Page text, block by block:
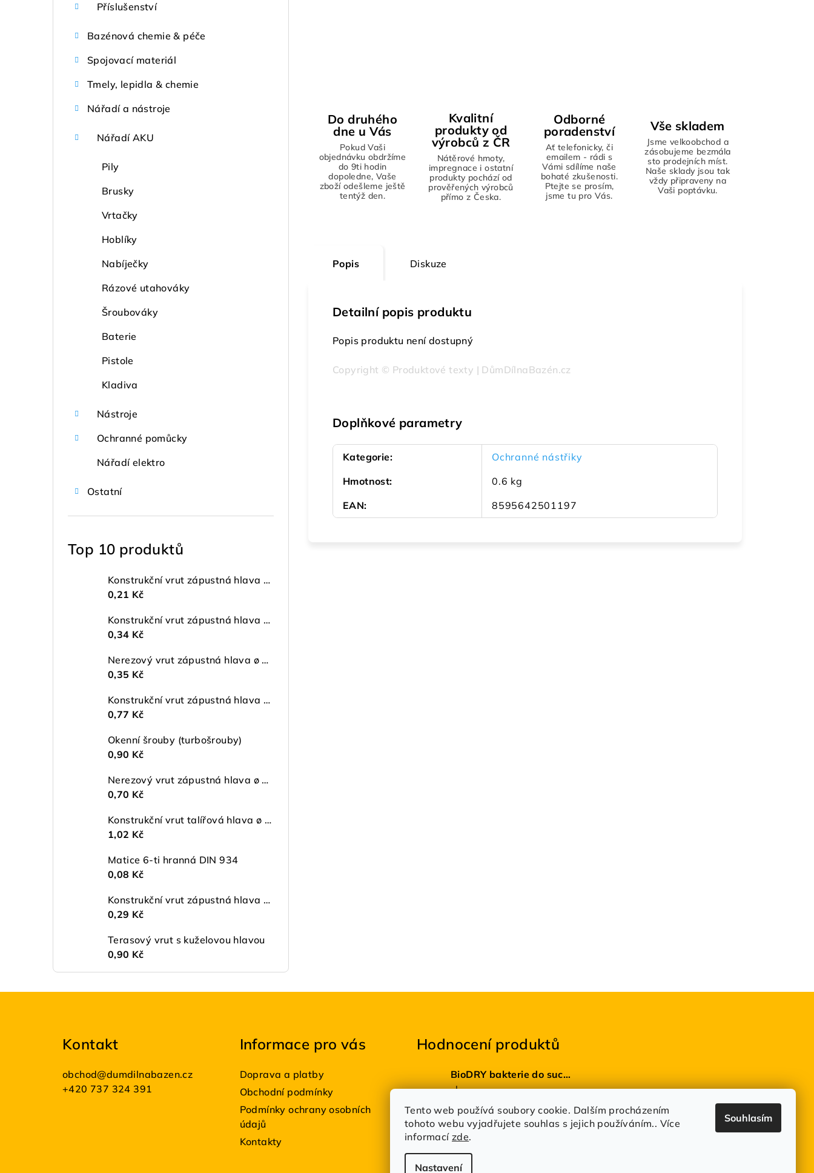
Tento web používá soubory cookie. Dalším procházením
tohoto webu vyjadřujete souhlas s jejich používáním.. Více
informacízde.
Nastavení
Souhlasím
Příslušenství
Bazénová chemie & péče
Spojovací materiál
Tmely, lepidla & chemie
Nářadí a nástroje
Nářadí AKU
Pily
Brusky
Vrtačky
Hoblíky
Nabíječky
Rázové utahováky
Šroubováky
Baterie
Pistole
Kladiva
Nástroje
Ochranné pomůcky
Nářadí elektro
Ostatní
Top 10 produktů
Konstrukční vrut zápustná hlava ø 4 TX20 ZŽ
0,21 Kč
Konstrukční vrut zápustná hlava ø 5 TX25 ZŽ
0,34 Kč
Nerezový vrut zápustná hlava ø 4 mm TORX A2
0,35 Kč
Konstrukční vrut zápustná hlava ø 6 TX30 ZŽ
0,77 Kč
Okenní šrouby (turbošrouby)
0,90 Kč
Nerezový vrut zápustná hlava ø 5 mm TORX A2
0,70 Kč
Konstrukční vrut talířová hlava ø 5 TX25 ZŽ
1,02 Kč
Matice 6-ti hranná DIN 934
0,08 Kč
Konstrukční vrut zápustná hlava ø 4,5 TX20 ZŽ
0,29 Kč
Terasový vrut s kuželovou hlavou
0,90 Kč
Do druhého
dne u Vás
Pokud Vaši
objednávku obdržíme
do 9ti hodin
dopoledne, Vaše
zboží odešleme ještě
tentýž den.
Kvalitní
produkty od
výrobců z ČR
Nátěrové hmoty,
impregnace i ostatní
produkty pochází od
prověřených výrobců
přímo z Česka.
Odborné
poradenství
Ať telefonicky, či
emailem - rádi s
Vámi sdílíme naše
bohaté zkušenosti.
Ptejte se prosím,
jsme tu pro Vás.
Vše skladem
Jsme velkoobchod a
zásobujeme bezmála
sto prodejních míst.
Naše sklady jsou tak
vždy připraveny na
Vaši poptávku.
Popis Diskuze
Detailní popis produktu
Popis produktu není dostupný
Copyright © Produktové texty | DůmDílnaBazén.cz
Doplňkové parametry
Kategorie:
Ochranné nástřiky
Hmotnost:
0.6 kg
EAN: 8595642501197
Kontakt
obchod@dumdilnabazen.cz
+420 737 324 391
Informace pro vás
Doprava a platby
Obchodní podmínky
Podmínky ochrany osobních
údajů
Kontakty
Hodnocení produktů
BioDRY bakterie do suchých WC 100g
|
Estetik Profi
Hodnocení produktu je 5 z 5 hvězdiček.
|